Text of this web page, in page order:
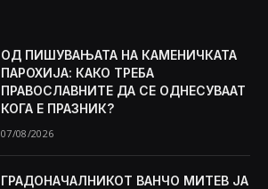
ОД ПИШУВАЊАТА НА КАМЕНИЧКАТА
ПАРОХИЈА: КАКО ТРЕБА
ПРАВОСЛАВНИТЕ ДА СЕ ОДНЕСУВААТ
КОГА Е ПРАЗНИК?
07/08/2026
ГРАДОНАЧАЛНИКОТ ВАНЧО МИТЕВ ЈА